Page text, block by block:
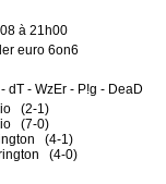
à 21h00
euro 6on6
dT - WzEr - P!g - DeaD
(2-1)
(7-0)
(4-1)
(4-0)